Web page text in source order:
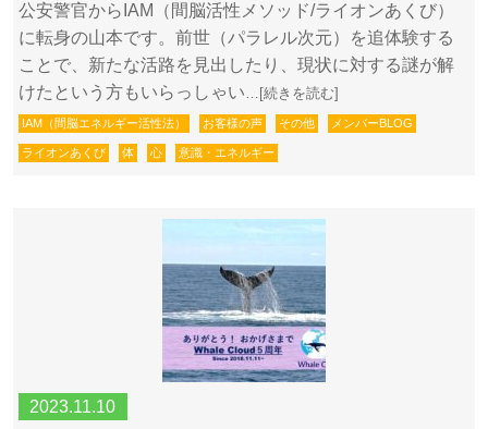
公安警官からIAM（間脳活性メソッド/ライオンあくび）
に転身の山本です。前世（パラレル次元）を追体験する
ことで、新たな活路を見出したり、現状に対する謎が解
けたという方もいらっしゃい…[続きを読む]
IAM（間脳エネルギー活性法） お客様の声 その他 メンバーBLOG
ライオンあくび 体 心 意識・エネルギー
2023.11.10